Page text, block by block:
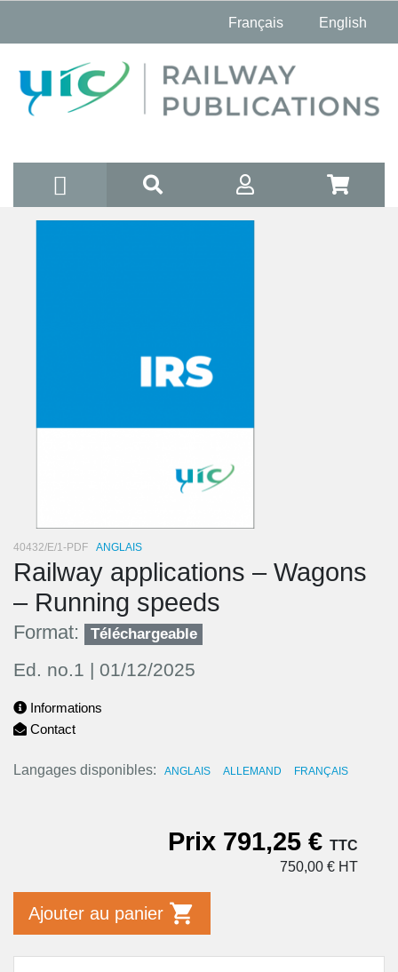
Français English
40432/E/1-PDF ANGLAIS
Railway applications – Wagons
– Running speeds
Format: Téléchargeable
Ed. no.1 | 01/12/2025
Informations
Contact
Langages disponibles ANGLAIS ALLEMAND FRANÇAIS
Prix 791,25 € TTC
750,00 € HT
Ajouter au panier shopping_cart